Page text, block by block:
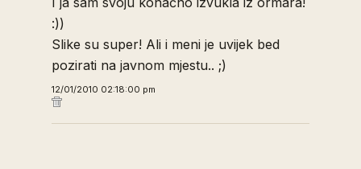
:))
Slike su super! Ali i meni je uvijek bed
pozirati na javnom mjestu.. ;)
12/01/2010 02:18:00 pm